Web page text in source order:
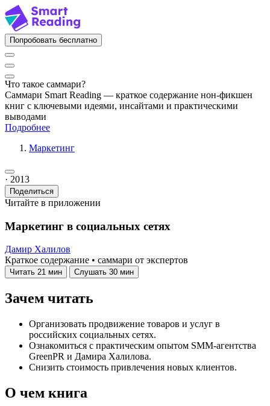
Попробовать бесплатно
Что такое саммари?
Саммари Smart Reading — краткое содержание нон-фикшен
книг с ключевыми идеями, инсайтами и практическими
выводами
Подробнее
Маркетинг
· 2013
Поделиться
Читайте в приложении
Маркетинг в социальных сетях
Дамир Халилов
Краткое содержание • саммари от экспертов
Читать 21 мин Слушать 30 мин
Зачем читать
Организовать продвижение товаров и услуг в
российских социальных сетях.
Ознакомиться с практическим опытом SMM-агентства
GreenPR и Дамира Халилова.
Снизить стоимость привлечения новых клиентов.
О чем книга